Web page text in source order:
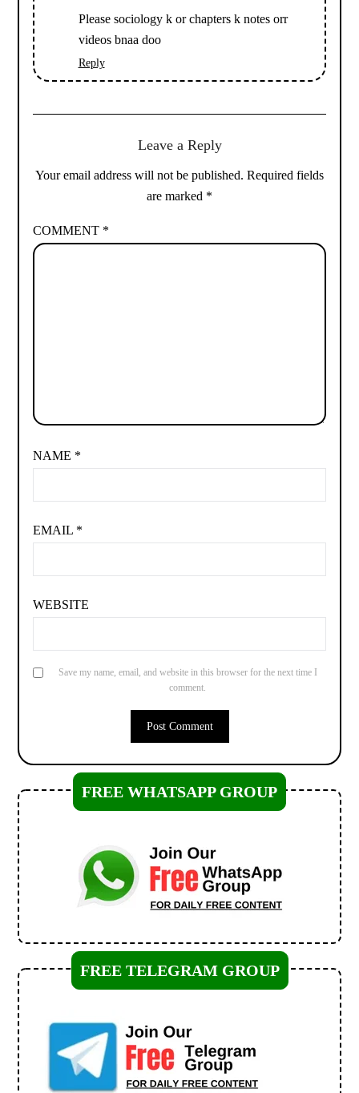
Please sociology k or chapters k notes orr
videos bnaa doo
Reply
Leave a Reply
Your email address will not be published. Required fields
are marked *
COMMENT *
NAME *
EMAIL *
WEBSITE
Save my name, email, and website in this browser for the next time I
comment.
FREE WHATSAPP GROUP
FREE TELEGRAM GROUP